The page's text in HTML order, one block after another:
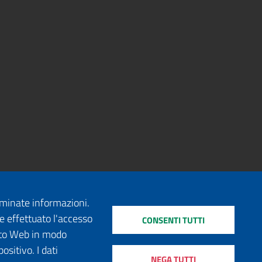
informazioni.
effettuato l'accesso
Web in modo
I dati
NEGA TUTTI
CONSENTI TUTTI